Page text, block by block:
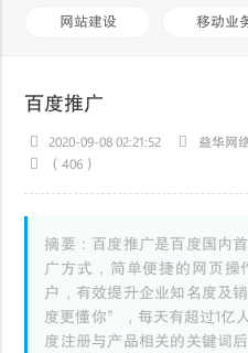
网站建设 移动业
百度推广
2020-09-08 02:21:52 益华网
（406）
摘要：百度推广是百度国内
广方式，简单便捷的网页
户，有效提升企业知名度
度更懂你”，每天有超过1亿
度注册与产品相关的关键词